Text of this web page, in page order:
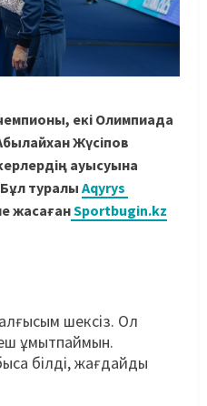
екі Олимпиада
Жүсіпов
ауысуына
Бұл туралы Aqyrys
жасағанSportbugin.kz
шексіз. Ол
еш ұмытпаймын.
білді, жағдайды